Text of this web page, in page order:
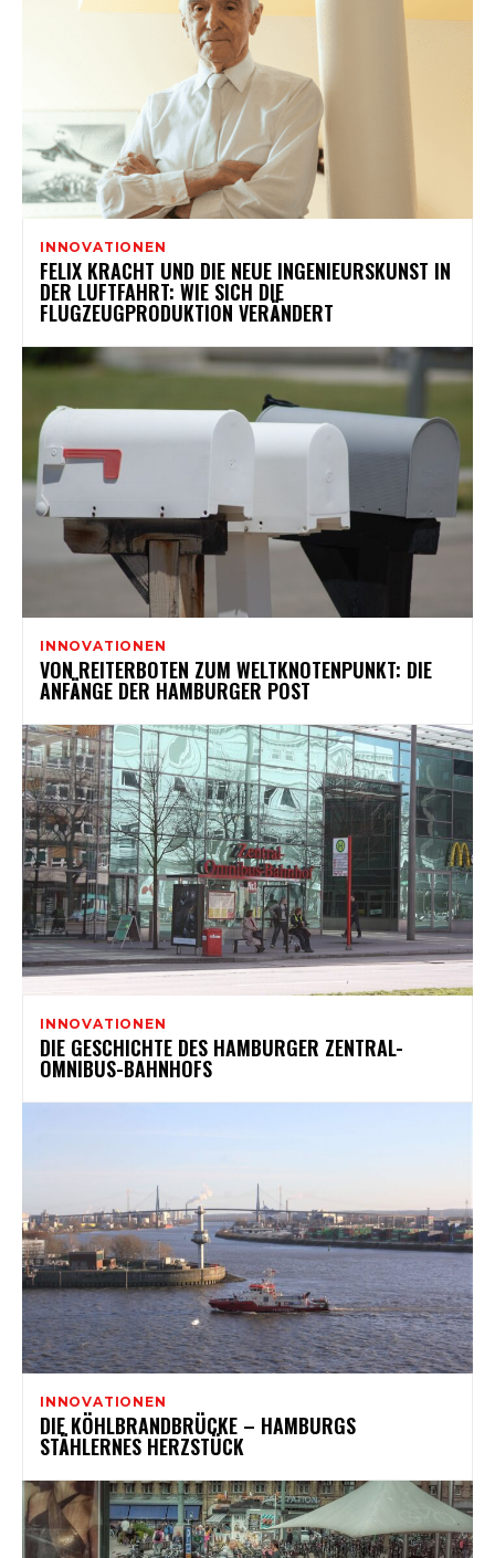
INNOVATIONEN
FELIX KRACHT UND DIE NEUE INGENIEURSKUNST IN
DER LUFTFAHRT: WIE SICH DIE
FLUGZEUGPRODUKTION VERÄNDERT
INNOVATIONEN
VON REITERBOTEN ZUM WELTKNOTENPUNKT: DIE
ANFÄNGE DER HAMBURGER POST
INNOVATIONEN
DIE GESCHICHTE DES HAMBURGER ZENTRAL-
OMNIBUS-BAHNHOFS
INNOVATIONEN
DIE KÖHLBRANDBRÜCKE – HAMBURGS
STÄHLERNES HERZSTÜCK